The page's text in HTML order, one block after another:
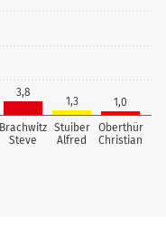
Brachwitz
Steve
Stuiber
Alfred
Oberthür
Christian
3,8
1,3 1,0